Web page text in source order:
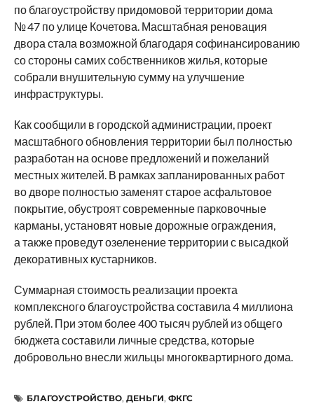
по благоустройству придомовой территории дома
№ 47 по улице Кочетова. Масштабная реновация
двора стала возможной благодаря софинансированию
со стороны самих собственников жилья, которые
собрали внушительную сумму на улучшение
инфраструктуры.
Как сообщили в городской администрации, проект
масштабного обновления территории был полностью
разработан на основе предложений и пожеланий
местных жителей. В рамках запланированных работ
во дворе полностью заменят старое асфальтовое
покрытие, обустроят современные парковочные
карманы, установят новые дорожные ограждения,
а также проведут озеленение территории с высадкой
декоративных кустарников.
Суммарная стоимость реализации проекта
комплексного благоустройства составила 4 миллиона
рублей. При этом более 400 тысяч рублей из общего
бюджета составили личные средства, которые
добровольно внесли жильцы многоквартирного дома.
БЛАГОУСТРОЙСТВО, ДЕНЬГИ, ФКГС